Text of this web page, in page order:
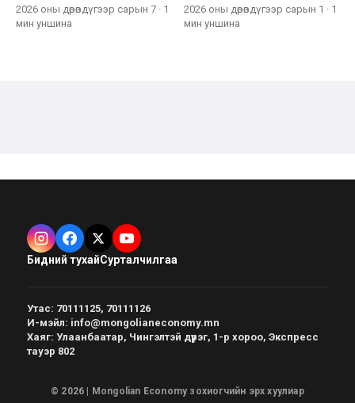
2026 оны дөрөвдүгээр сарын 7 · 1
мин уншина
2026 оны дөрөвдүгээр сарын 1 · 1
мин уншина
Бидний тухайСурталчилгаа
Утас: 70111125, 70111126
И-мэйл: info@mongolianeconomy.mn
Хаяг: Улаанбаатар, Чингэлтэй дүүрэг, 1-р хороо, Экспресс
тауэр 802
© 2026 | Mongolian Economy зохиогчийн эрх хуулиар